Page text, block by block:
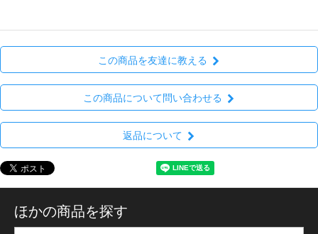
この商品を友達に教える
この商品について問い合わせる
返品について
ほかの商品を探す